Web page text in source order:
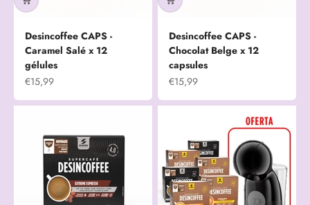
Desincoffee CAPS -
Caramel Salé x 12
gélules
Prix de vente
€15,99
Desincoffee CAPS -
Chocolat Belge x 12
capsules
Prix de vente
€15,99